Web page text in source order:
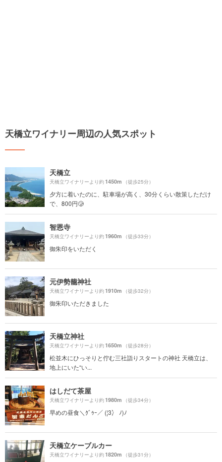
天橋立ワイナリー周辺の人気スポット
天橋立
天橋立ワイナリーより約1450m （徒歩25分）
夕方に着いたのに、駐車場が高く、30分くらい散策しただけ
で、800円🥲
智恩寺
天橋立ワイナリーより約1960m （徒歩33分）
御朱印をいただく
元伊勢籠神社
天橋立ワイナリーより約1910m （徒歩32分）
御朱印いただきました
天橋立神社
天橋立ワイナリーより約1650m （徒歩28分）
松並木にひっそりと佇む三社詣りスタートの神社 天橋立は、
地上にいた“い...
はしだて茶屋
天橋立ワイナリーより約1980m （徒歩34分）
早めの昼食＼ｸﾞｩｰ／ (¦3冫 ﾉ)ﾉ
天橋立ケーブルカー
天橋立ワイナリーより約1820m （徒歩31分）